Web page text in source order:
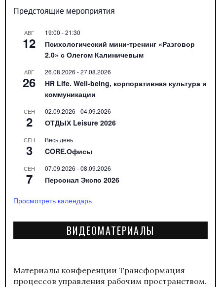
Предстоящие мероприятия
АВГ
12
19:00 -21:30
Психологический мини-тренинг «Разговор
2.0» с Олегом Калиничевым
АВГ
26
26.08.2026 -27.08.2026
HR Life. Well-being, корпоративная культура и
коммуникации
СЕН
2
02.09.2026 -04.09.2026
ОТДЫХ Leisure 2026
СЕН
3
Весь день
CORE.Офисы
СЕН
7
07.09.2026 -08.09.2026
Персонал Экспо 2026
Просмотреть календарь
ВИДЕОМАТЕРИАЛЫ
Материалы конференции Трансформация
процессов управления рабочим пространством.